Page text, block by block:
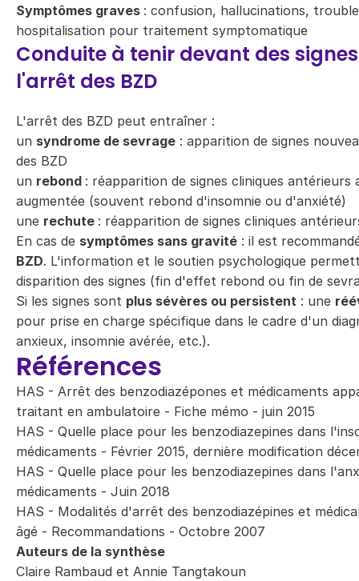
Symptômes graves : confusion, hallucinations,
hospitalisation pour traitement symptomatique
Conduite à tenir devant des
l'arrêt des BZD
L'arrêt des BZD peut entraîner :
un syndrome de sevrage : apparition de signes
des BZD
un rebond : réapparition de signes cliniques
augmentée (souvent rebond d'insomnie ou d'anxiété)
une rechute : réapparition de signes cliniques
En cas de symptômes sans gravité : il est
BZD. L'information et le soutien psychologique
disparition des signes (fin d'effet rebond ou fin de
Si les signes sont plus sévères ou persistent : une
pour prise en charge spécifique dans le cadre d'un
anxieux, insomnie avérée, etc.).
Références
HAS - Arrêt des benzodiazépones et médicaments
traitant en ambulatoire - Fiche mémo - juin 2015
HAS - Quelle place pour les benzodiazepines dans
médicaments - Février 2015, dernière modification
HAS - Quelle place pour les benzodiazepines dans
médicaments - Juin 2018
HAS - Modalités d'arrêt des benzodiazépines et
âgé - Recommandations - Octobre 2007
Auteurs de la synthèse
Claire Rambaud et Annie Tangtakoun